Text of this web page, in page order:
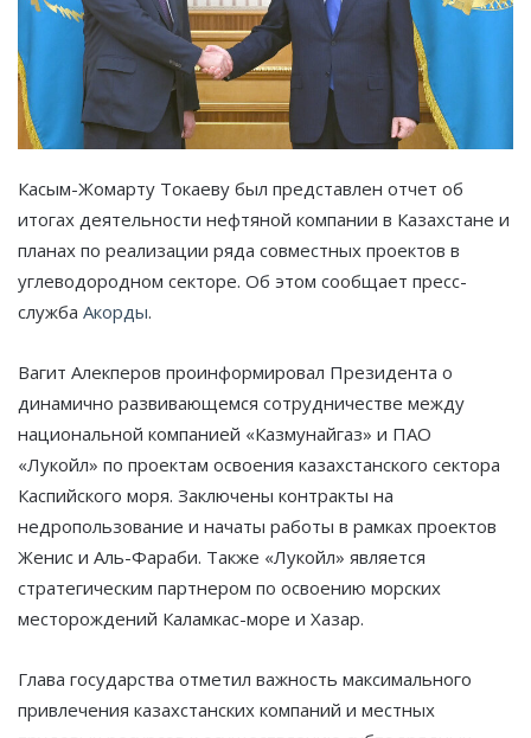
Касым-Жомарту Токаеву был представлен отчет об
итогах деятельности нефтяной компании в Казахстане и
планах по реализации ряда совместных проектов в
углеводородном секторе. Об этом сообщает пресс-
служба Акорды.
Вагит Алекперов проинформировал Президента о
динамично развивающемся сотрудничестве между
национальной компанией «Казмунайгаз» и ПАО
«Лукойл» по проектам освоения казахстанского сектора
Каспийского моря. Заключены контракты на
недропользование и начаты работы в рамках проектов
Женис и Аль-Фараби. Также «Лукойл» является
стратегическим партнером по освоению морских
месторождений Каламкас-море и Хазар.
Глава государства отметил важность максимального
привлечения казахстанских компаний и местных